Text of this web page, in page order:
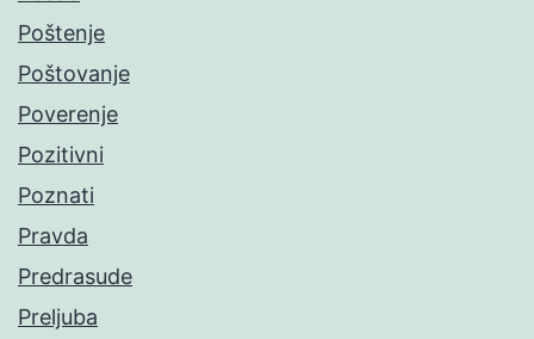
Poštenje
Poštovanje
Poverenje
Pozitivni
Poznati
Pravda
Predrasude
Preljuba